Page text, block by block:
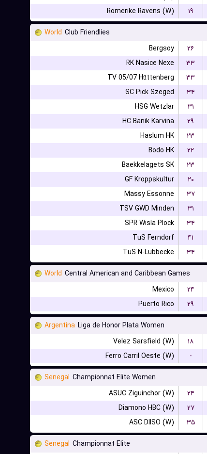
Romerike Ravens (W)
۱۹
World Club Friendlies
Bergsoy
۲۶
RK Nasice Nexe
۳۳
TV 05/07 Hüttenberg
۳۳
SC Pick Szeged
۳۴
HSG Wetzlar
۳۱
HC Banik Karvina
۲۹
Haslum HK
۲۳
Bodo HK
۲۲
Baekkelagets SK
۲۳
GF Kroppskultur
۲۰
Massy Essonne
۳۷
TSV GWD Minden
۳۱
SPR Wisla Plock
۳۴
TuS Ferndorf
۴۱
TuS N-Lubbecke
۳۴
World Central American and Caribbean Games
Mexico
۲۴
Puerto Rico
۲۹
Argentina Liga de Honor Plata Women
Velez Sarsfield (W)
۱۸
Ferro Carril Oeste (W)
-
Senegal Championnat Elite Women
ASUC Ziguinchor (W)
۲۴
Diamono HBC (W)
۲۷
ASC DIISO (W)
۳۵
Senegal Championnat Elite